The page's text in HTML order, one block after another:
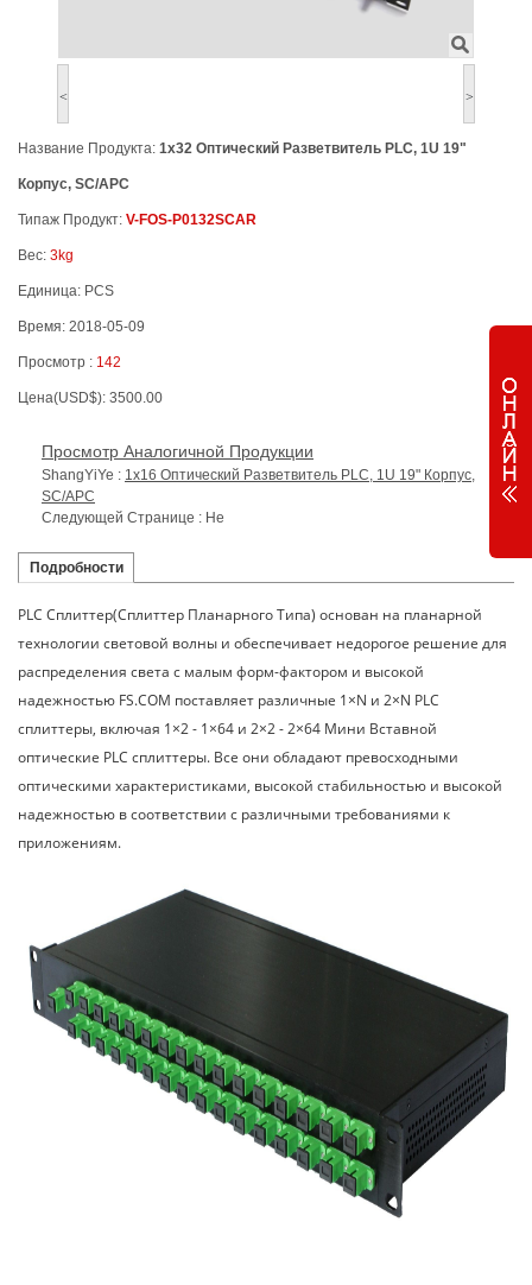
< >
Название Продукта: 1x32 Оптический Разветвитель PLC, 1U 19"
Корпус, SC/APC
Типаж Продукт: V-FOS-P0132SCAR
Вес: 3kg
Единица: PCS
Время: 2018-05-09
Просмотр : 142
Цена(USD$): 3500.00
Просмотр Аналогичной Продукции
ShangYiYe : 1x16 Оптический Разветвитель PLC, 1U 19" Корпус,
SC/APC
Следующей Странице : Не
Подробности
PLC Сплиттер(Сплиттер Планарного Типа) основан на планарной
технологии световой волны и обеспечивает недорогое решение для
распределения света с малым форм-фактором и высокой
надежностью FS.COM поставляет различные 1×N и 2×N PLC
сплиттеры, включая 1×2 - 1×64 и 2×2 - 2×64 Мини Вставной
оптические PLC сплиттеры. Все они обладают превосходными
оптическими характеристиками, высокой стабильностью и высокой
надежностью в соответствии с различными требованиями к
приложениям.